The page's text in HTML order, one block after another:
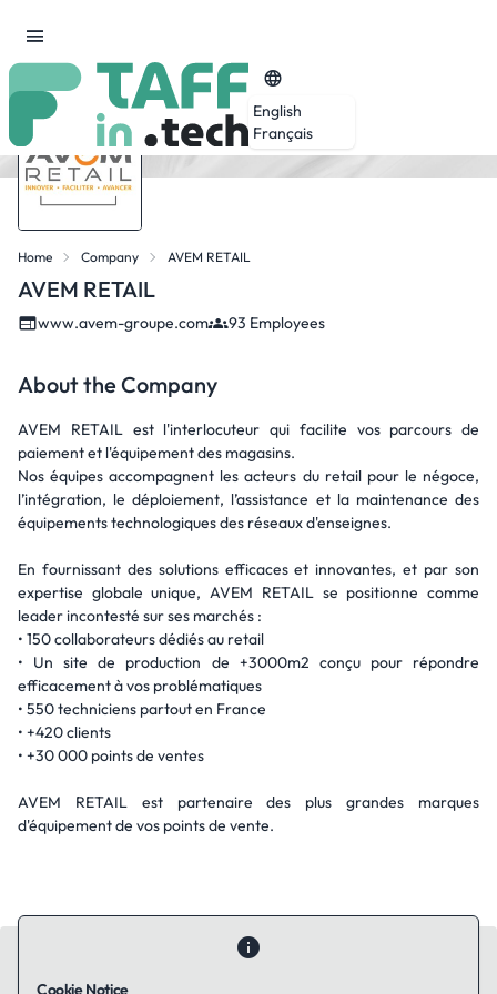
English
Français
Home Company AVEM RETAIL
AVEM RETAIL
www.avem-groupe.com 93 Employees
About the Company
AVEM RETAIL est l'interlocuteur qui facilite vos parcours de
paiement et l'équipement des magasins.
Nos équipes accompagnent les acteurs du retail pour le négoce,
l’intégration, le déploiement, l’assistance et la maintenance des
équipements technologiques des réseaux d'enseignes.
En fournissant des solutions efficaces et innovantes, et par son
expertise globale unique, AVEM RETAIL se positionne comme
leader incontesté sur ses marchés :
• 150 collaborateurs dédiés au retail
• Un site de production de +3000m2 conçu pour répondre
efficacement à vos problématiques
• 550 techniciens partout en France
• +420 clients
• +30 000 points de ventes
AVEM RETAIL est partenaire des plus grandes marques
d'équipement de vos points de vente.
Cookie Notice